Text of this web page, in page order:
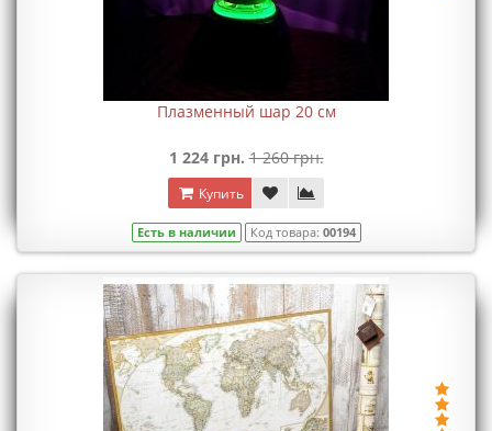
Плазменный шар 20 см
1 224 грн. 1 260 грн.
Купить
Есть в наличии Код товара: 00194